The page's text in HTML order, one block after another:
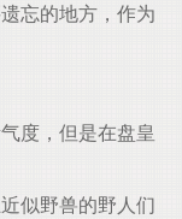
忘的地方，作为
度，但是在盘皇
似野兽的野人们